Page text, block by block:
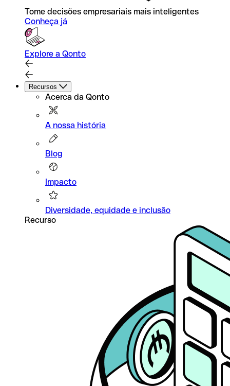
Tome decisões empresariais mais inteligentes
Conheça já
Explore a Qonto
Recursos
Acerca da Qonto
A nossa história
Blog
Impacto
Diversidade, equidade e inclusão
Recurso